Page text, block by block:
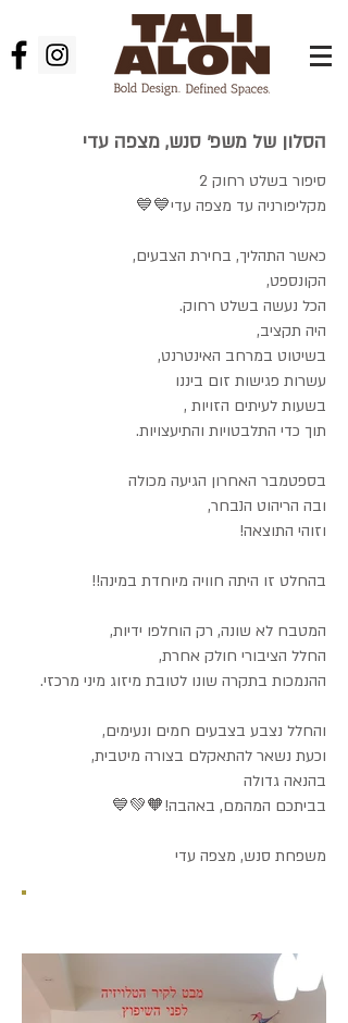
הסלון של משפ' סנש, מצפה עדי
סיפור בשלט רחוק 2
מקליפורניה עד מצפה עדי💙💙
כאשר התהליך, בחירת הצבעים,
הקונספט,
הכל נעשה בשלט רחוק.
היה תקציב,
בשיטוט במרחב האינטרנט,
עשרות פגישות זום ביננו
בשעות לעיתים הזויות ,
תוך כדי התלבטויות והתיעצויות.
בספטמבר האחרון הגיעה מכולה
ובה הריהוט הנבחר,
וזוהי התוצאה!
בהחלט זו היתה חוויה מיוחדת במינה!!
המטבח לא שונה, רק הוחלפו ידיות,
החלל הציבורי חולק אחרת,
ההנמכות בתקרה שונו לטובת מיזוג מיני מרכזי.
והחלל נצבע בצבעים חמים ונעימים,
וכעת נשאר להתאקלם בצורה מיטבית,
בהנאה גדולה
בביתכם המהמם, באהבה!🧡💚💙
משפחת סנש, מצפה עדי